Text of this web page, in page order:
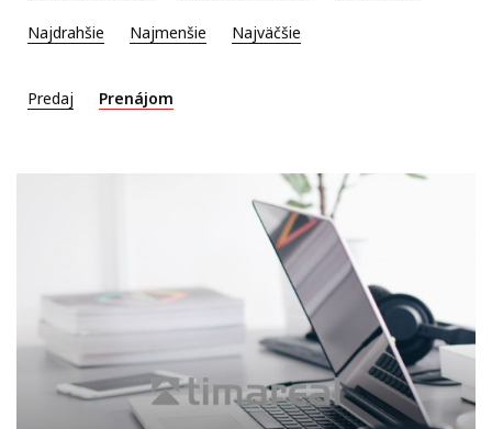
Najdrahšie Najmenšie Najväčšie
Predaj Prenájom